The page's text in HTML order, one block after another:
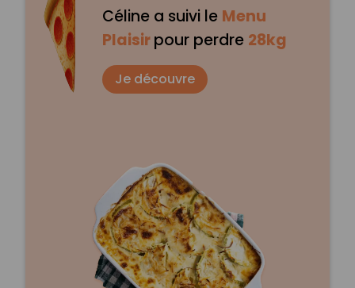
Céline a suivi le Menu
Plaisirpour perdre 28kg
Je découvre